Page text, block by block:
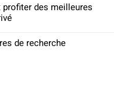
des meilleures
de recherche